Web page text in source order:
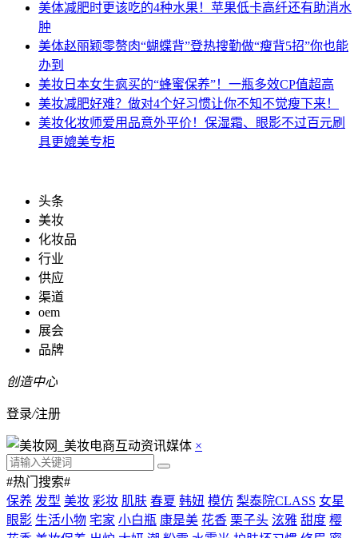
美体减肥时更该吃的4种水果！苹果低卡高纤还有助消水
肿
美体赵丽颖零赘肉“蝴蝶背”登热搜勤做“瘦背5招”你也能
办到
美妆 日本女生疯买的“蜂蜜保养”！一瓶多效CP值超高
美妆减肥好难？做对4个好习惯让你不知不觉瘦下来！
美妆化妆师爱用品意外平价！保湿霜、眼影不过百元刷
具更媲美专柜
头条
美妆
化妆品
行业
供应
渠道
oem
展会
品牌
创造中心
登录/注册
×
#热门搜索#
保养 发型 美妆 彩妆 肌肤 春夏 韩妞 模仿 梨泰院CLASS 女星
眼影 生活小物 宅家 小白瓶 康是美 花香 栗子头 泫雅 甜度 樱